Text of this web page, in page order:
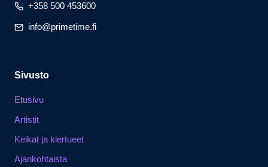
+358 500 453600
info@primetime.fi
Sivusto
Etusivu
Artistit
Keikat ja kiertueet
Ajankohtaista